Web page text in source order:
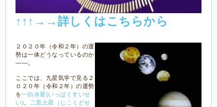
↑↑↑→→詳しくはこちらから
２０２０年（令和２年）の運
勢は一体どうなっているのか
――。
ここでは、九星気学で見る２
０２０年（令和２年）の運勢
を一白水星(いっぱくすいせ
い)、 二黒土星（じこくどせ